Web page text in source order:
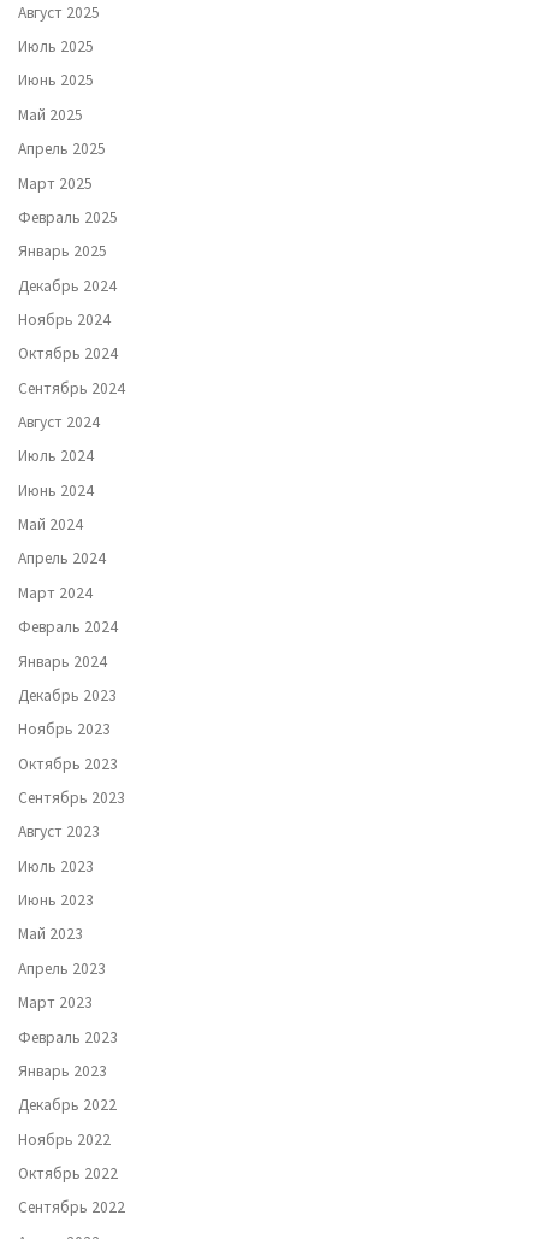
Август 2025
Июль 2025
Июнь 2025
Май 2025
Апрель 2025
Март 2025
Февраль 2025
Январь 2025
Декабрь 2024
Ноябрь 2024
Октябрь 2024
Сентябрь 2024
Август 2024
Июль 2024
Июнь 2024
Май 2024
Апрель 2024
Март 2024
Февраль 2024
Январь 2024
Декабрь 2023
Ноябрь 2023
Октябрь 2023
Сентябрь 2023
Август 2023
Июль 2023
Июнь 2023
Май 2023
Апрель 2023
Март 2023
Февраль 2023
Январь 2023
Декабрь 2022
Ноябрь 2022
Октябрь 2022
Сентябрь 2022